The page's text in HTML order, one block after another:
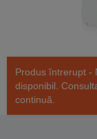
Produs întrerupt -
disponibil.
continuă.